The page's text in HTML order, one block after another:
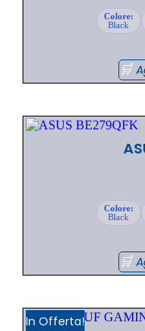
Colore:
Black
Colore:
Black
In Offerta!